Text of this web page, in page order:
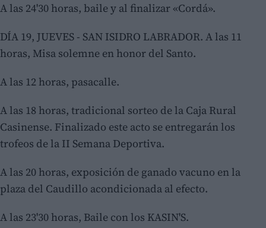
A las 24'30 horas, baile y al finalizar «Cordá».
DÍA 19, JUEVES - SAN ISIDRO LABRADOR. A las 11
horas, Misa solemne en honor del Santo.
A las 12 horas, pasacalle.
A las 18 horas, tradicional sorteo de la Caja Rural
Casinense. Finalizado este acto se entregarán los
trofeos de la II Semana Deportiva.
A las 20 horas, exposición de ganado vacuno en la
plaza del Caudillo acondicionada al efecto.
A las 23'30 horas, Baile con los KASIN'S.